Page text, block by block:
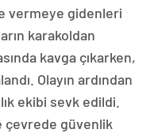
vermeye gidenleri
karakoldan
kavga çıkarken,
Olayın ardından
ekibi sevk edildi.
çevrede güvenlik